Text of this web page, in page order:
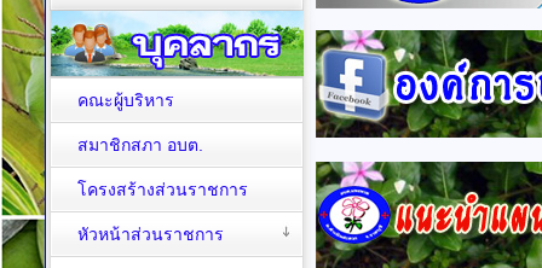
คณะผู้บริหาร
สมาชิกสภา อบต.
โครงสร้างส่วนราชการ
หัวหน้าส่วนราชการ